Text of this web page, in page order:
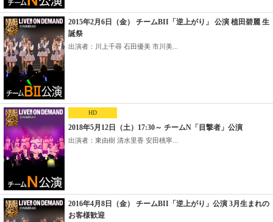
2015年2月6日（金） チームBII「逆上がり」 公演 植田碧麗 生
誕祭
出演者：川上千尋 石田優美 市川美...
HD
2018年5月12日（土）17:30～ チームN「目撃者」公演
出演者：東由樹 清水里香 安田桃寧...
2016年4月8日（金） チームBII「逆上がり」公演 3月生まれの
お客様歓迎